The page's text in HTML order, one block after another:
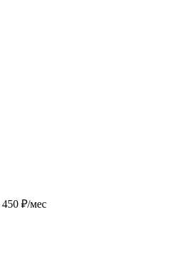
450 ₽/мес